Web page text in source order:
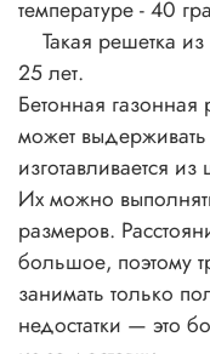
температуре - 40
Такая решетка
25 лет.
Бетонная газонная
может
изготавливается
Их можно
размеров.
большое, поэтому
занимать только
недостатки — это